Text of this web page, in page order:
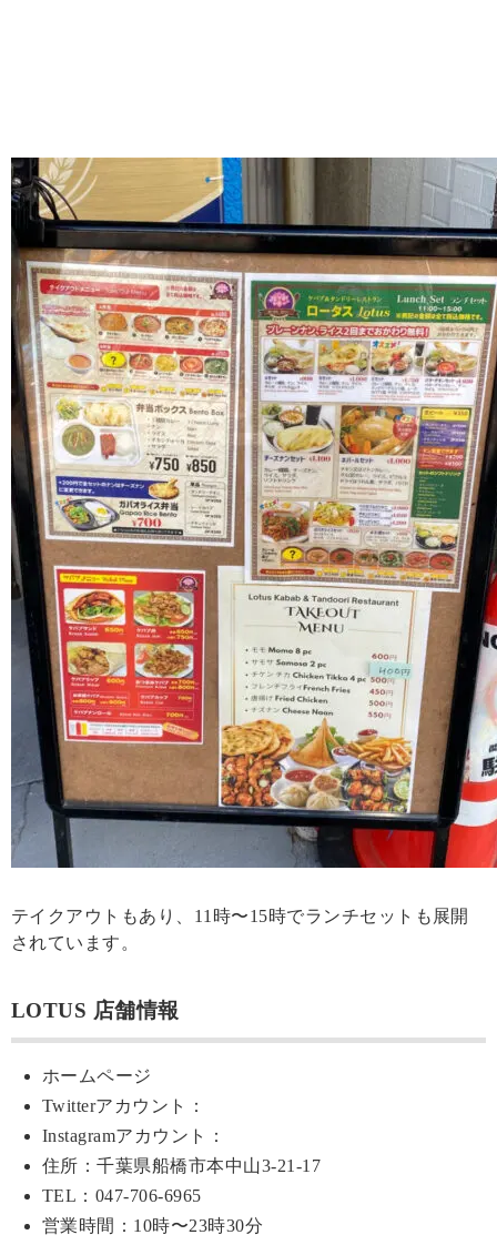
テイクアウトもあり、11時〜15時でランチセットも展開
されています。
LOTUS 店舗情報
ホームページ
Twitterアカウント：
Instagramアカウント：
住所：千葉県船橋市本中山3-21-17
TEL：047-706-6965
営業時間：10時〜23時30分